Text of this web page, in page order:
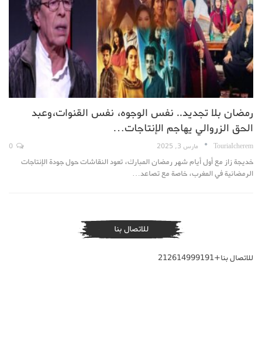
رمضان بلا تجديد.. نفس الوجوه، نفس القنوات،وعبد
الحق الزروالي يهاجم الإنتاجات…
TouriaIcherem مارس 3, 2025
خديجة زاز مع أول أيام شهر رمضان المبارك، تعود النقاشات حول جودة الإنتاجات
الرمضانية في المغرب، خاصة مع تصاعد…
للاتصال بنا
للاتصال بنا+212614999191